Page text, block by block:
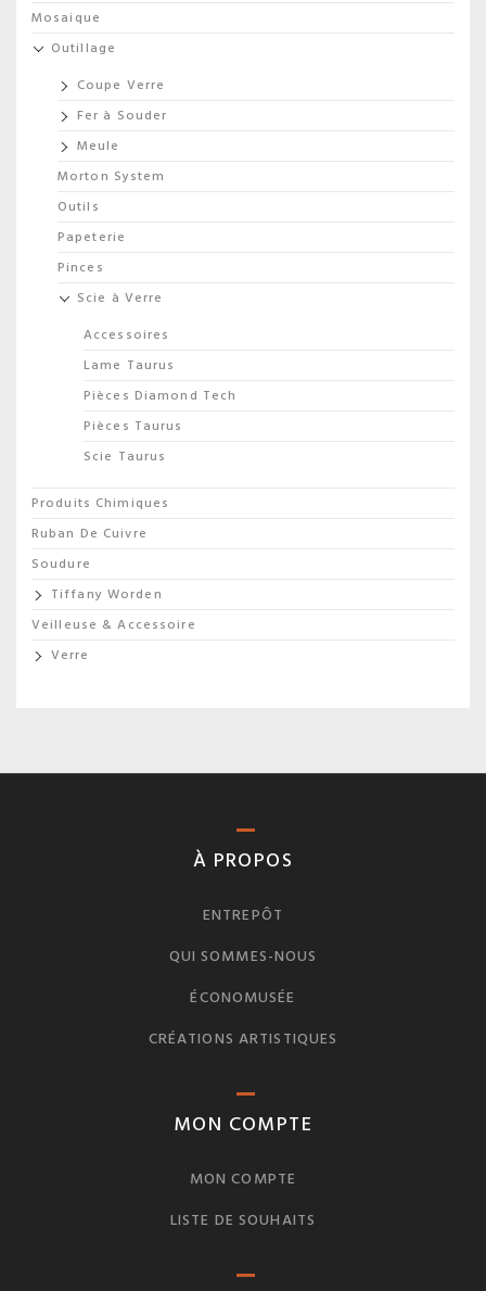
Mosaique
Outillage
Coupe Verre
Fer à Souder
Meule
Morton System
Outils
Papeterie
Pinces
Scie à Verre
Accessoires
Lame Taurus
Pièces Diamond Tech
Pièces Taurus
Scie Taurus
Produits Chimiques
Ruban De Cuivre
Soudure
Tiffany Worden
Veilleuse & Accessoire
Verre
À PROPOS
ENTREPÔT
QUI SOMMES-NOUS
ÉCONOMUSÉE
CRÉATIONS ARTISTIQUES
MON COMPTE
MON COMPTE
LISTE DE SOUHAITS